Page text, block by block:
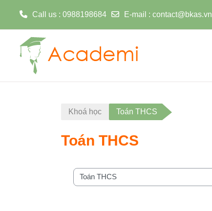
Call us : 0988198684 E-mail : contact@bkas.vn
Khoá học Toán THCS
Toán THCS
Danh mục khoá học